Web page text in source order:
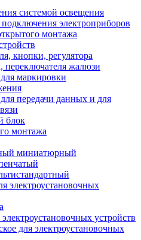
системой освещения
электроприборов
монтажа
кнопки, регулятора
переключателя жалюзи
маркировки
передачи данных и для
блок
монтажа
миниатюрный
электроустановочных
устройств
для электроустановочных